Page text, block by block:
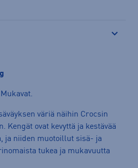
väriä näihin Crocsin
Kengät ovat kevyttä ja kestävää
ja niiden muotoillut sisä- ja
tukea ja mukavuutta